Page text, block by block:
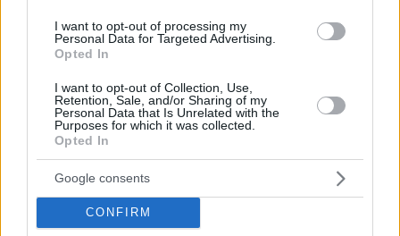
I want to opt-out of processing my
Personal Data for Targeted Advertising.
Opted In
I want to opt-out of Collection, Use,
Retention, Sale, and/or Sharing of my
Personal Data that Is Unrelated with the
Purposes for which it was collected.
Opted In
Google consents
CONFIRM
auf Platz 43 im Jahr 2024.
jedem Land, einschließlich Ungarn, wo regelmäßig
Veranstaltungen organisiert werden; die jüngste stand unter
dem Motto Halloween.
am Donauknieverbietet Halloween-Feierlichkeiten